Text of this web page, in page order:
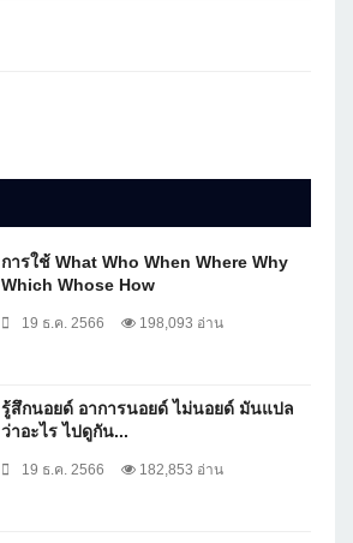
การใช้ What Who When Where Why
Which Whose How
19 ธ.ค. 2566 198,093 อ่าน
รู้สึกนอยด์ อาการนอยด์ ไม่นอยด์ มันแปล
ว่าอะไร ไปดูกัน...
19 ธ.ค. 2566 182,853 อ่าน